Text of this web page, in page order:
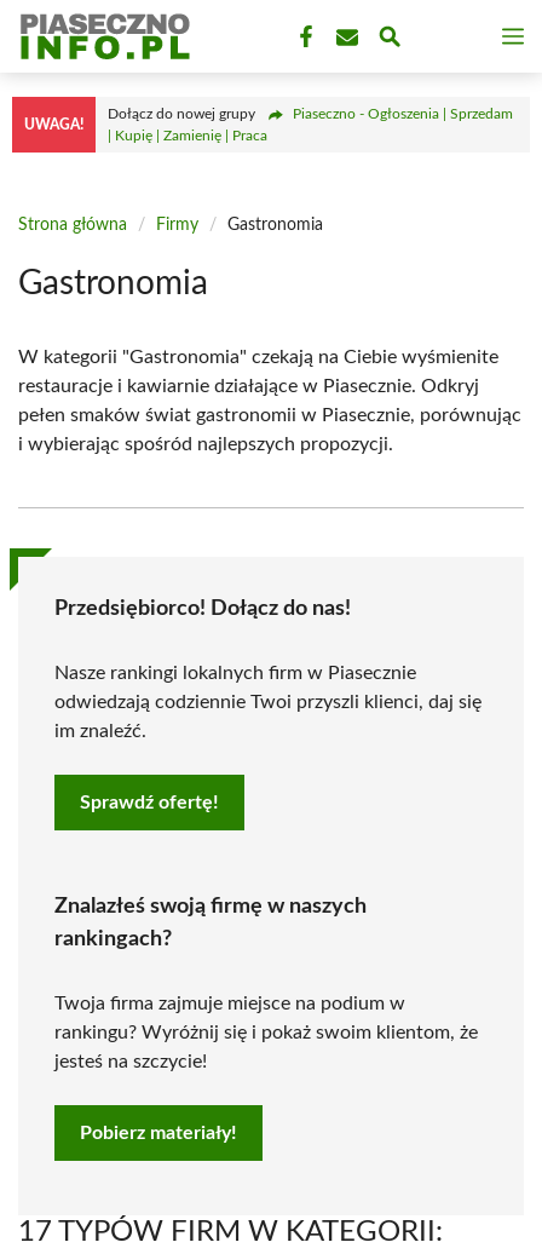
Przejdź
treści
UWAGA!
Dołącz do nowej grupy
Piaseczno - Ogłoszenia | Sprzedam
| Kupię | Zamienię | Praca
Strona główna / Firmy / Gastronomia
Gastronomia
W kategorii "Gastronomia" czekają na Ciebie wyśmienite
restauracje i kawiarnie działające w Piasecznie. Odkryj
pełen smaków świat gastronomii w Piasecznie, porównując
i wybierając spośród najlepszych propozycji.
Przedsiębiorco! Dołącz do nas!
Nasze rankingi lokalnych firm w Piasecznie
odwiedzają codziennie Twoi przyszli klienci, daj się
im znaleźć.
Sprawdź ofertę!
Znalazłeś swoją firmę w naszych
rankingach?
Twoja firma zajmuje miejsce na podium w
rankingu? Wyróżnij się i pokaż swoim klientom, że
jesteś na szczycie!
Pobierz materiały!
17 TYPÓW FIRM W KATEGORII: